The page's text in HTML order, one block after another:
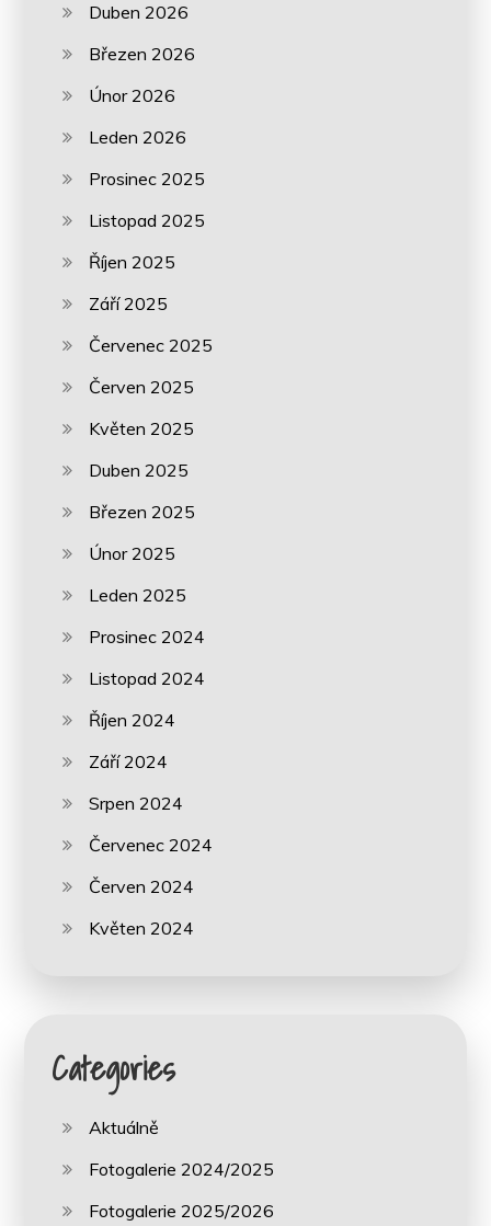
Duben 2026
Březen 2026
Únor 2026
Leden 2026
Prosinec 2025
Listopad 2025
Říjen 2025
Září 2025
Červenec 2025
Červen 2025
Květen 2025
Duben 2025
Březen 2025
Únor 2025
Leden 2025
Prosinec 2024
Listopad 2024
Říjen 2024
Září 2024
Srpen 2024
Červenec 2024
Červen 2024
Květen 2024
Categories
Aktuálně
Fotogalerie 2024/2025
Fotogalerie 2025/2026